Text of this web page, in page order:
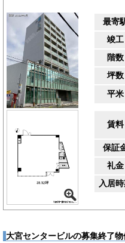
最寄
竣工
階数
坪数
平米
賃料
保証
礼金
入居時
大宮センタービルの募集終了物